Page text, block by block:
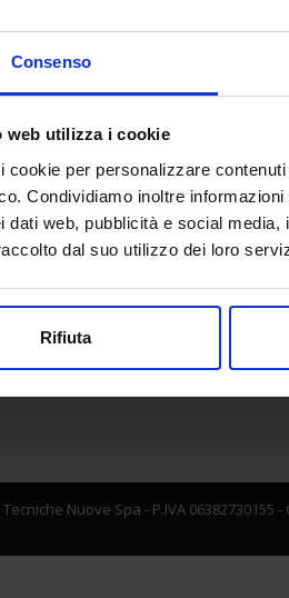
Consenso
web utilizza i cookie
cookie per personalizzare
Condividiamo inoltre
dati web, pubblicità e social
dal suo utilizzo dei loro
Rifiuta
WhatsApp
Progetto e direzione
Nuove Spa - P.IVA 06382730155 -